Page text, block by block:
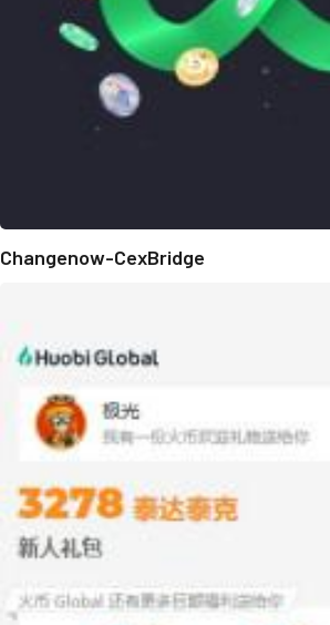
Changenow-CexBridge